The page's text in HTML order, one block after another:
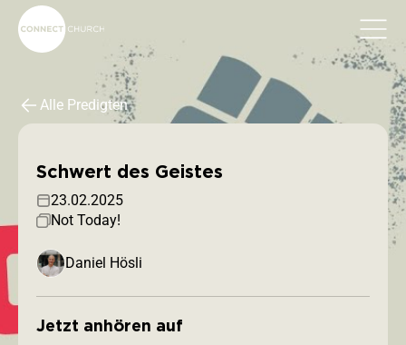
Alle Predigten
Schwert des Geistes
23.02.2025
Not Today!
Daniel Hösli
Jetzt anhören auf